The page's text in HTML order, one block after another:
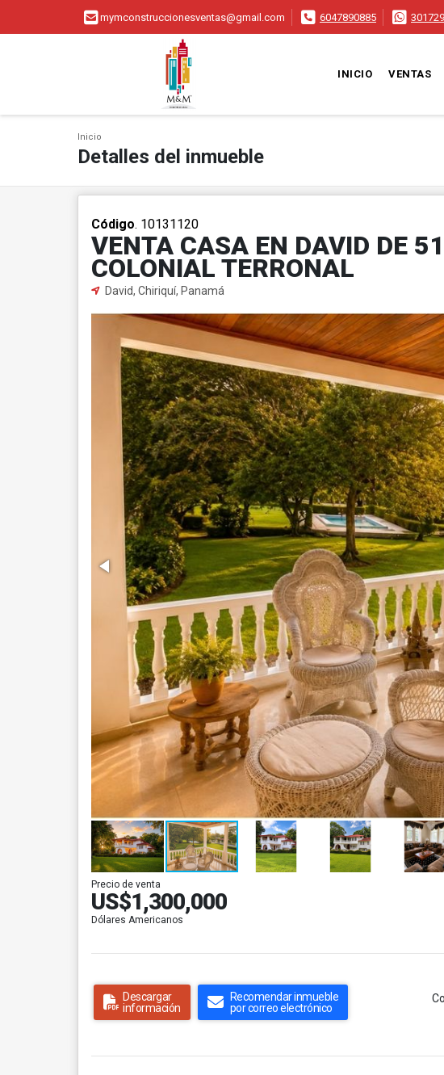
mymconstruccionesventas@gmail.com 6047890885
INICIO VENTAS
Inicio
Detalles del inmueble
Código. 10131120
VENTA CASA EN DAVID DE
COLONIAL TERRONAL
David, Chiriquí, Panamá
Precio de venta
US$1,300,000
Dólares Americanos
Descargar
información
Recomendar inmueble
por correo electrónico